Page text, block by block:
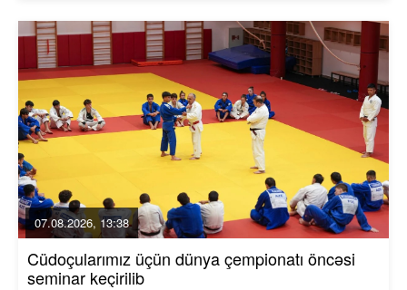
07.08.2026, 13:38
Cüdoçularımız üçün dünya çempionatı öncəsi
seminar keçirilib